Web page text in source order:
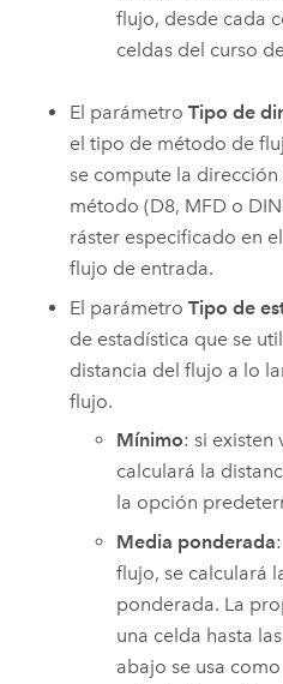
flujo, desde cada
celdas del curso
El parámetroTipo de
el tipo de método de
se compute la
método (D8, MFD o
ráster especificado en
flujo de entrada.
El parámetroTipo de
de estadística que se
distancia del flujo a lo
flujo.
Mínimo: si existen
calculará la
la opción
Media ponderada
flujo, se calculará
ponderada. La
una celda hasta
abajo se usa